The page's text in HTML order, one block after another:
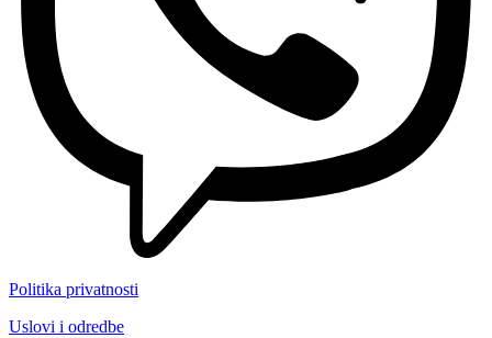
Politika privatnosti
Uslovi i odredbe